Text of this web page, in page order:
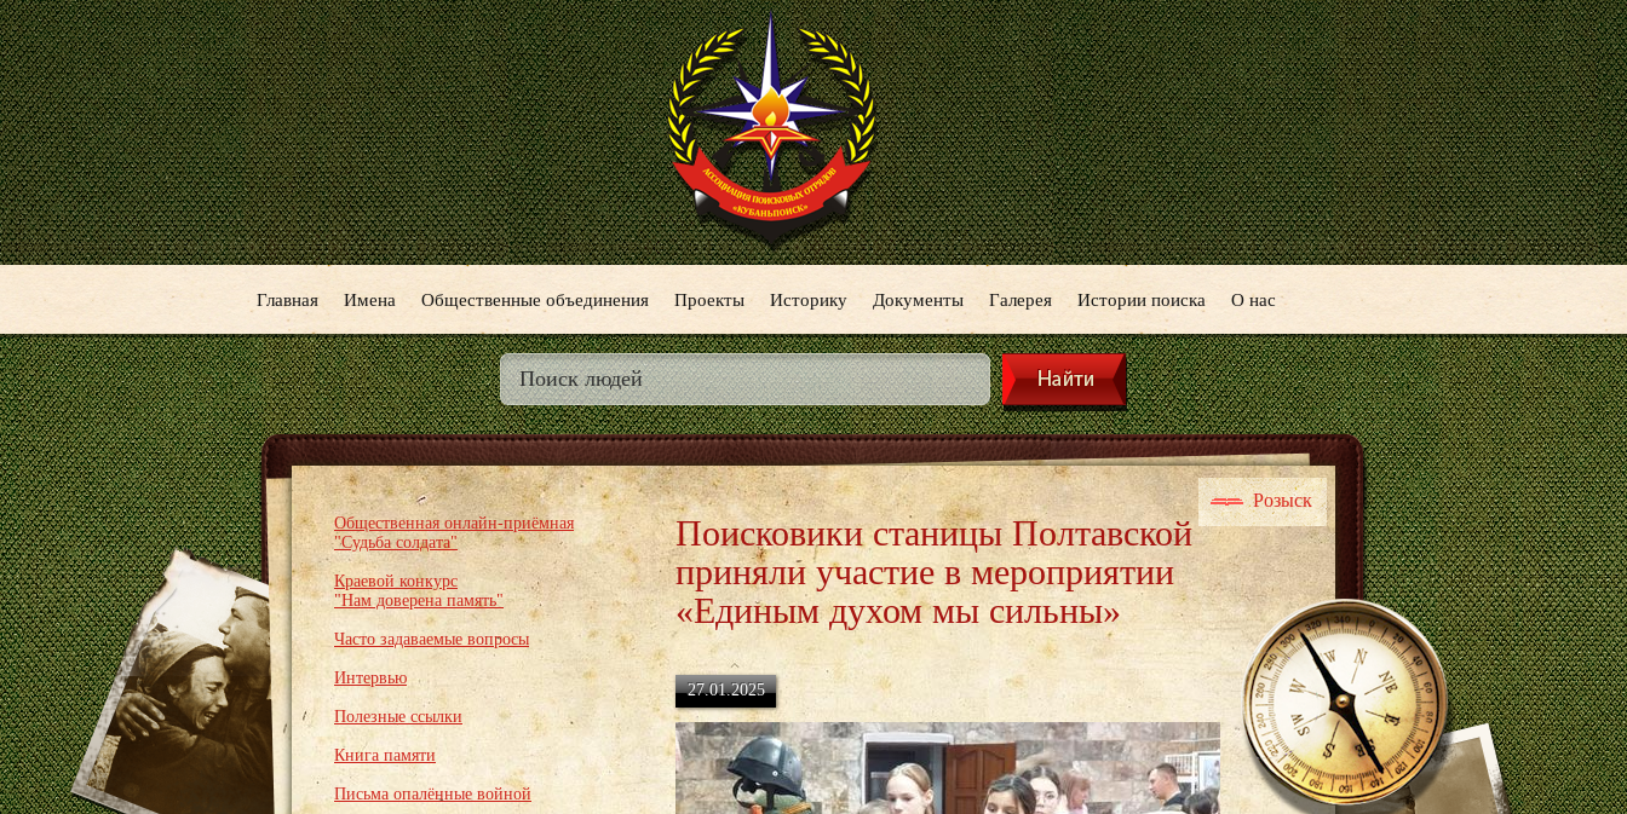
Главная Имена Общественные объединения Проекты Историку Документы Галерея Истории поиска О нас
Общественная онлайн-приёмная
"Судьба солдата"
Краевой конкурс
"Нам доверена память"
Часто задаваемые вопросы
Интервью
Полезные ссылки
Книга памяти
Письма опалённые войной
Розыск
Поисковики станицы Полтавской
приняли участие в мероприятии
«Единым духом мы сильны»
27.01.2025